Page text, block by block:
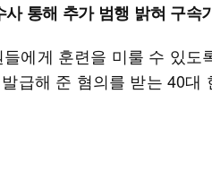
사 통해 추가 범행 밝혀 구속
에게 훈련을 미룰 수 있
급해 준 혐의를 받는 40대